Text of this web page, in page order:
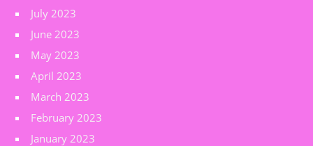
July 2023
June 2023
May 2023
April 2023
March 2023
February 2023
January 2023